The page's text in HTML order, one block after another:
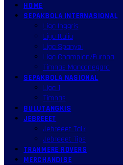
HOME
SEPAKBOLA INTERNASIONAL
Liga Inggris
Liga Italia
Liga Spanyol
Liga Champion/Europa
Timnas Mancanegara
SEPAKBOLA NASIONAL
Liga 1
Timnas
BULUTANGKIS
JEBREEET
Jebreeet Talk
Jebreeet Tips
TRANMERE ROVERS
MERCHANDISE